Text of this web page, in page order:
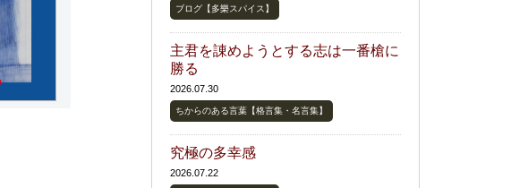
ブログ【多樂スパイス】
主君を諌めようとする志は一番槍に
勝る
2026.07.30
ちからのある言葉【格言集・名言集】
究極の多幸感
2026.07.22